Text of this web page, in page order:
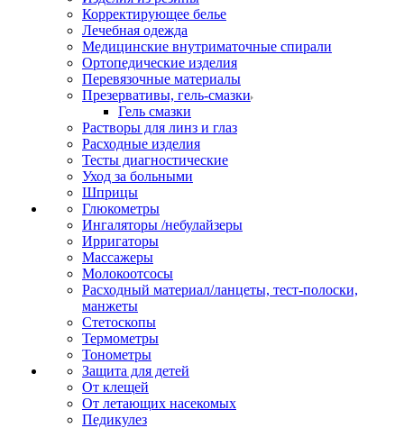
Корректирующее белье
Лечебная одежда
Медицинские внутриматочные спирали
Ортопедические изделия
Перевязочные материалы
Презервативы, гель-смазки
Гель смазки
Растворы для линз и глаз
Расходные изделия
Тесты диагностические
Уход за больными
Шприцы
Глюкометры
Ингаляторы /небулайзеры
Ирригаторы
Массажеры
Молокоотсосы
Расходный материал/ланцеты, тест-полоски,
манжеты
Стетоскопы
Термометры
Тонометры
Защита для детей
От клещей
От летающих насекомых
Педикулез